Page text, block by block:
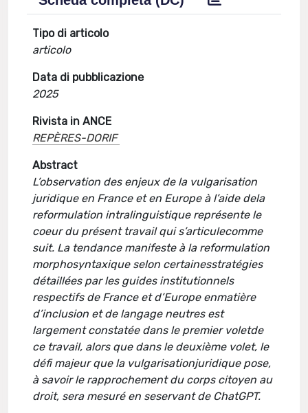
Tipo di articolo
articolo
Data di pubblicazione
2025
Rivista in ANCE
REPÈRES-DORIF
Abstract
L’observation des enjeux de la vulgarisation
juridique en France et en Europe à l’aide dela
reformulation intralinguistique représente le
coeur du présent travail qui s’articulecomme
suit. La tendance manifeste à la reformulation
morphosyntaxique selon certainesstratégies
détaillées par les guides institutionnels
respectifs de France et d’Europe enmatière
d’inclusion et de langage neutres est
largement constatée dans le premier voletde
ce travail, alors que dans le deuxième volet, le
défi majeur que la vulgarisationjuridique pose,
à savoir le rapprochement du corps citoyen au
droit, sera mesuré en seservant de ChatGPT.